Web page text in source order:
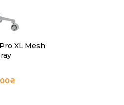
XL Mesh
₴